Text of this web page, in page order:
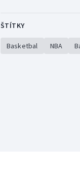
ŠTÍTKY
Basketbal NBA